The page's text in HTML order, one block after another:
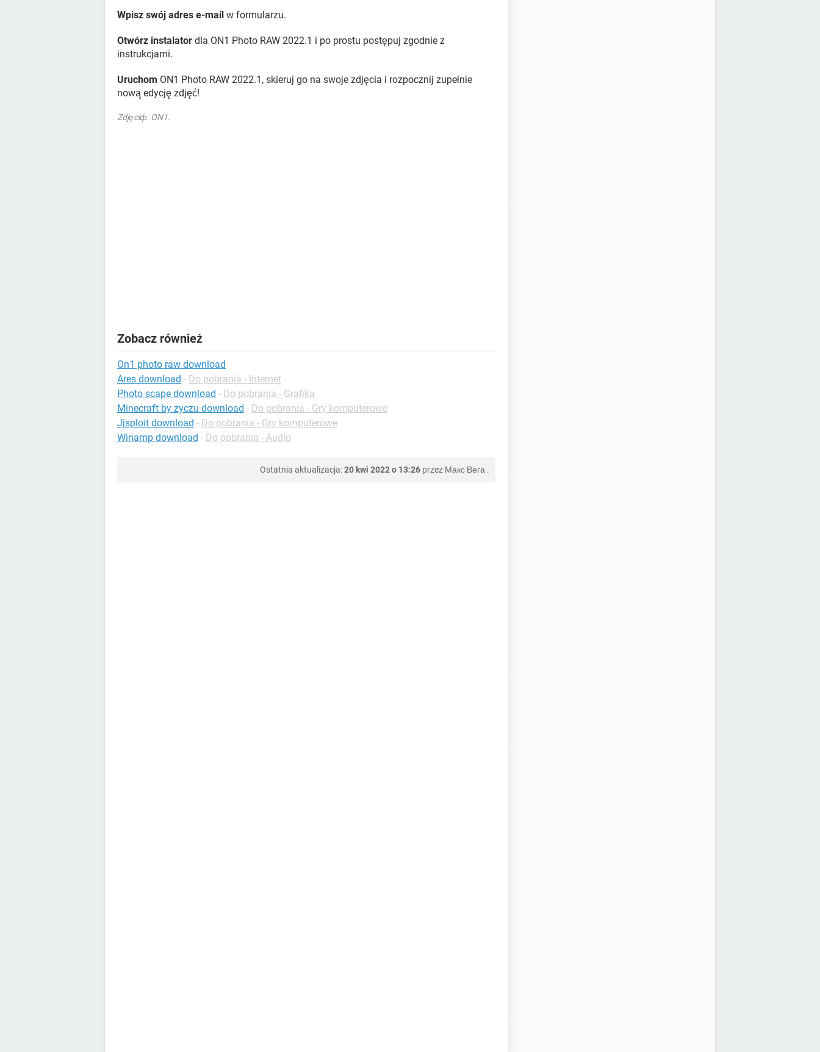
Wpisz swój adres e-mail w formularzu.
Otwórz instalator dla ON1 Photo RAW 2022.1 i po prostu postępuj zgodnie z
instrukcjami.
Uruchom ON1 Photo RAW 2022.1, skieruj go na swoje zdjęcia i rozpocznij zupełnie
nową edycję zdjęć!
Zdjęciф: ON1.
Zobacz również
On1 photo raw download
Ares download - Do pobrania - Internet
Photo scape download - Do pobrania - Grafika
Minecraft by zyczu download - Do pobrania - Gry komputerowe
Jjsploit download - Do pobrania - Gry komputerowe
Winamp download - Do pobrania - Audio
Ostatnia aktualizacja:20 kwi 2022 o 13:26 przez Макс Вега .